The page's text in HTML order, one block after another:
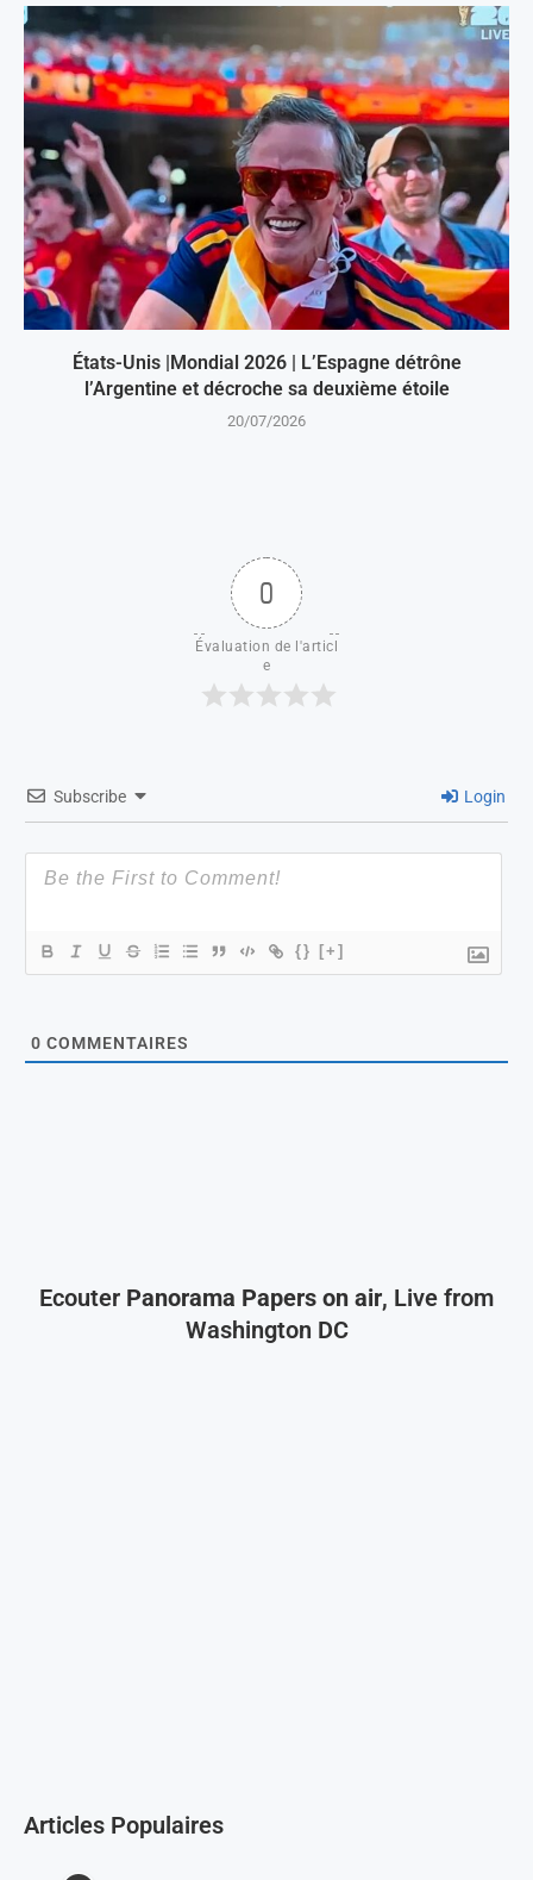
États-Unis |Mondial 2026 | L’Espagne détrône
l’Argentine et décroche sa deuxième étoile
20/07/2026
0
Évaluation de l'articl
e
Subscribe Login
{} [+]
0 COMMENTAIRES
Ecouter Panorama Papers on air, Live from
Washington DC
Articles Populaires